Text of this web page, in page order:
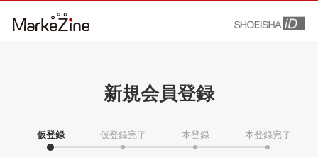
新規会員登録
仮登録 仮登録完了 本登録 本登録完了